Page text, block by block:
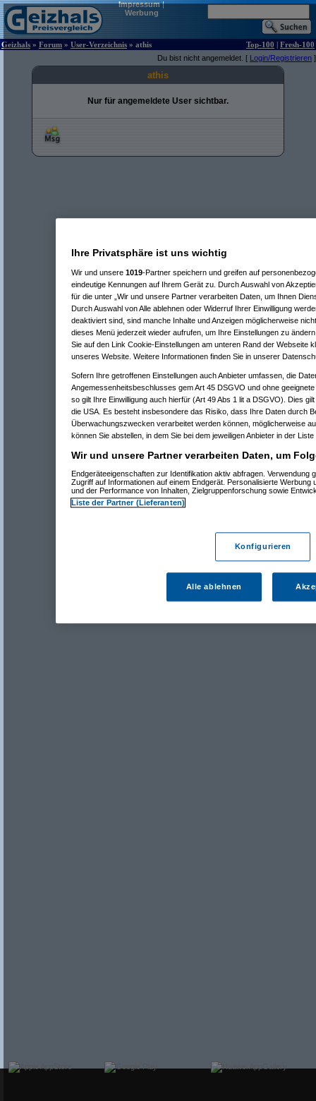
Impressum|
Werbung
Geizhals » Forum » User-Verzeichnis » athis Top-100 | Fresh-100
Du bist nicht angemeldet. [ Login/Registrieren ]
athis
Nur für angemeldete User sichtbar.
Ihre Privatsphäre ist uns wichtig
Wir und unsere 1019-Partner speichern und greifen auf
eindeutige Kennungen auf Ihrem Gerät zu. Durch Auswahl von
für die unter „Wir und unsere Partner verarbeiten Daten, um Ihnen
Durch Auswahl von Alle ablehnen oder Widerruf Ihrer Einwilligung
deaktiviert sind, sind manche Inhalte und Anzeigen möglicherweise
dieses Menü jederzeit wieder aufrufen, um Ihre Einstellungen zu
Sie auf den Link Cookie-Einstellungen am unteren Rand der Webseite
unseres Website. Weitere Informationen finden Sie in unserer
Sofern Ihre getroffenen Einstellungen auch Anbieter umfassen, die
Angemessenheitsbeschlusses gem Art 45 DSGVO und ohne
so gilt Ihre Einwilligung auch hierfür (Art 49 Abs 1 lit a DSGVO). Dies
die USA. Es besteht insbesondere das Risiko, dass Ihre Daten durch
Überwachungszwecken verarbeitet werden können, möglicherweise
können Sie abstellen, in dem Sie bei dem jeweiligen Anbieter in der
Wir und unsere Partner verarbeiten Daten, um
Endgeräteeigenschaften zur Identifikation aktiv abfragen. Verwendung
Zugriff auf Informationen auf einem Endgerät. Personalisierte Werbung
und der Performance von Inhalten, Zielgruppenforschung sowie
Liste der Partner (Lieferanten)
Konfigurieren
Alle ablehnen